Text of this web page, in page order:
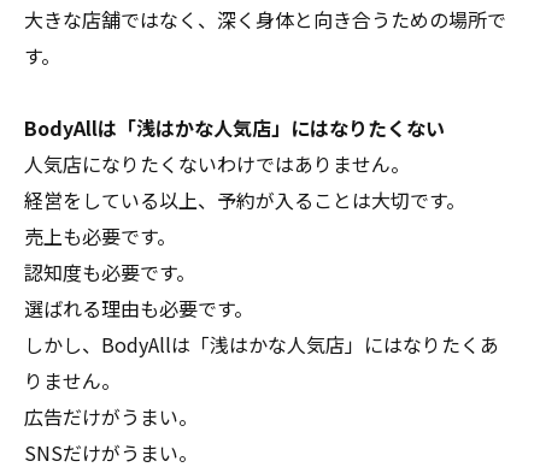
大きな店舗ではなく、深く身体と向き合うための場所で
す。
BodyAllは「浅はかな人気店」にはなりたくない
人気店になりたくないわけではありません。
経営をしている以上、予約が入ることは大切です。
売上も必要です。
認知度も必要です。
選ばれる理由も必要です。
しかし、BodyAllは「浅はかな人気店」にはなりたくあ
りません。
広告だけがうまい。
SNSだけがうまい。